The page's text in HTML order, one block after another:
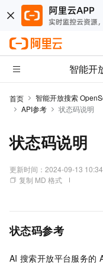
智能开
首页 智能开放搜索
API参考
状态码说明
状态码说明
更新时间： 2024-09-13
复制 MD 格式
状态码参考
AI 搜索开放平台服务的